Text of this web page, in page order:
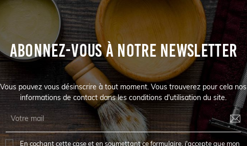
ABONNEZ-VOUS À NOTRE NEWSLETTER
Vous pouvez vous désinscrire à tout moment. Vous trouverez pour cela nos
informations de contact dans les conditions d'utilisation du site.
En cochant cette case et en soumettant ce formulaire, j'accepte que mon